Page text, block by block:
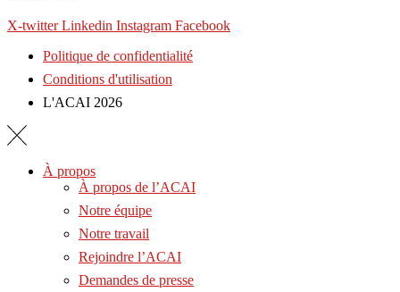
X-twitter Linkedin Instagram Facebook
Politique de confidentialité
Conditions d'utilisation
L'ACAI 2026
À propos
À propos de l’ACAI
Notre équipe
Notre travail
Rejoindre l’ACAI
Demandes de presse